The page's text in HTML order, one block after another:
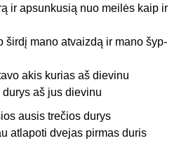
ir apsunkusią nuo meilės kaip ir
širdį mano atvaizdą ir mano šyp-
akis kurias aš dievinu
aš jus dievinu
ausis trečios durys
atlapoti dvejas pirmas duris